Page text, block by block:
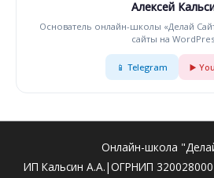
Алексей
Основатель онлайн-школы «Делай
сайты на
📱 Telegram ▶️
Онлайн-школа
ИП Кальсин А.А.|ОГРНИП